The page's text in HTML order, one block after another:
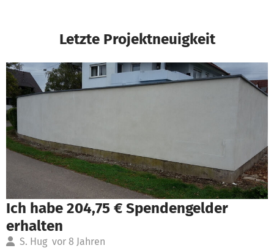
Letzte Projektneuigkeit
Ich habe 204,75 € Spendengelder
erhalten
S. Hug vor 8 Jahren